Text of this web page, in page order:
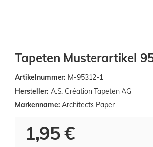
Tapeten Musterartikel
Artikelnummer: M-95312-1
Hersteller: A.S. Création Tapeten AG
Markenname: Architects Paper
1,95 €